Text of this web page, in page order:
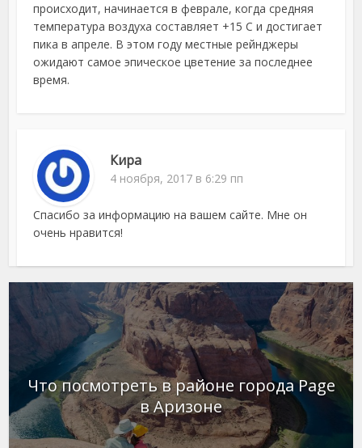
происходит, начинается в феврале, когда средняя
температура воздуха составляет +15 C и достигает
пика в апреле. В этом году местные рейнджеры
ожидают самое эпическое цветение за последнее
время.
Кира
4 ноября, 2017 в 6:29 пп
Спасибо за информацию на вашем сайте. Мне он
очень нравится!
Что посмотреть в районе города Page
в Аризоне